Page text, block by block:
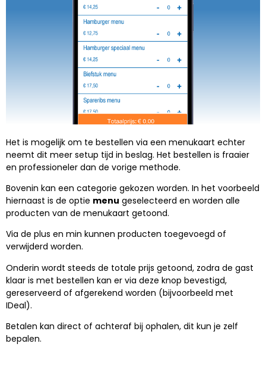
Het is mogelijk om te bestellen via een menukaart echter
neemt dit meer setup tijd in beslag. Het bestellen is fraaier
en professioneler dan de vorige methode.
Bovenin kan een categorie gekozen worden. In het voorbeeld
hiernaast is de optie menu geselecteerd en worden alle
producten van de menukaart getoond.
Via de plus en min kunnen producten toegevoegd of
verwijderd worden.
Onderin wordt steeds de totale prijs getoond, zodra de gast
klaar is met bestellen kan er via deze knop bevestigd,
gereserveerd of afgerekend worden (bijvoorbeeld met
IDeal).
Betalen kan direct of achteraf bij ophalen, dit kun je zelf
bepalen.